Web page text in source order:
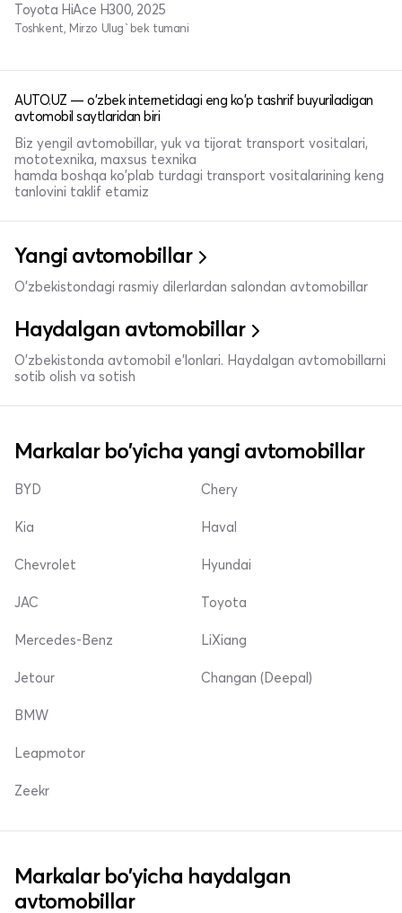
Toyota HiAce H300, 2025
Toshkent, Mirzo Ulug`bek tumani
AUTO.UZ — o'zbek internetidagi eng ko'p tashrif buyuriladigan
avtomobil saytlaridan biri
Biz yengil avtomobillar, yuk va tijorat transport vositalari,
mototexnika, maxsus texnika
hamda boshqa ko'plab turdagi transport vositalarining keng
tanlovini taklif etamiz
Yangi avtomobillar
O'zbekistondagi rasmiy dilerlardan salondan avtomobillar
Haydalgan avtomobillar
O'zbekistonda avtomobil e’lonlari. Haydalgan avtomobillarni
sotib olish va sotish
Markalar bo'yicha yangi avtomobillar
BYD
Kia
Chevrolet
Chery
Haval
Hyundai
JAC
Mercedes-Benz
Jetour
Toyota
LiXiang
Changan (Deepal)
BMW
Leapmotor
Zeekr
Markalar bo'yicha haydalgan
avtomobillar